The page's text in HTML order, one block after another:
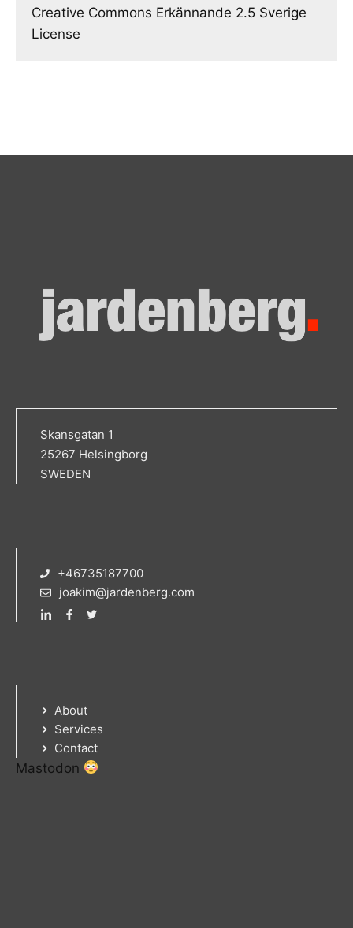
Creative Commons Erkännande 2.5 Sverige
License
Skansgatan 1
25267 Helsingborg
SWEDEN
+46735187700
joakim@jardenberg.com
About
Services
Contact
Mastodon